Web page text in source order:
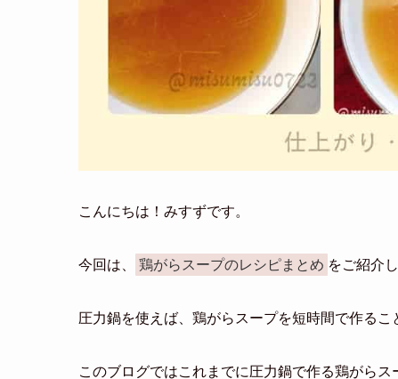
こんにちは！みすずです。
今回は、 鶏がらスープのレシピまとめ をご紹介し
圧力鍋を使えば、鶏がらスープを短時間で作るこ
このブログではこれまでに圧力鍋で作る鶏がら